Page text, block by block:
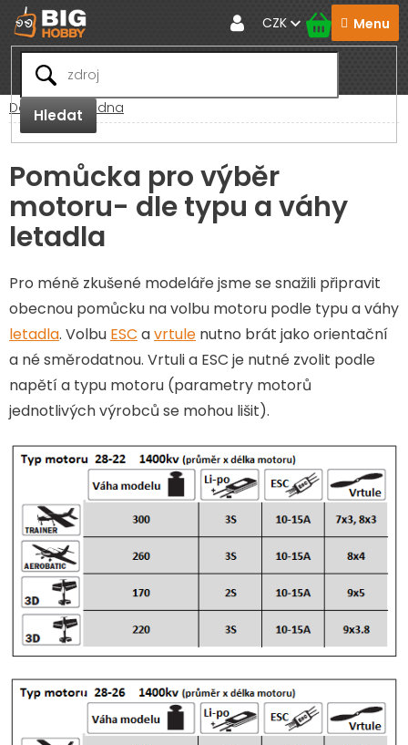
Přejít
na
obsah
Hledat
CZK
Domů Poradna
Pomůcka pro výběr
motoru- dle typu a váhy
letadla
Pro méně zkušené modeláře jsme se snažili připravit
obecnou pomůcku na volbu motoru podle typu a váhy
letadla. Volbu ESC avrtule nutno brát jako orientační
a né směrodatnou. Vrtuli a ESC je nutné zvolit podle
napětí a typu motoru (parametry motorů
jednotlivých výrobců se mohou lišit).